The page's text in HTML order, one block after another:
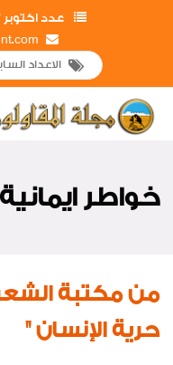
عدد اكتوبر 2012
خواطر ايمانية
من مكتبة
حرية الإنسان "